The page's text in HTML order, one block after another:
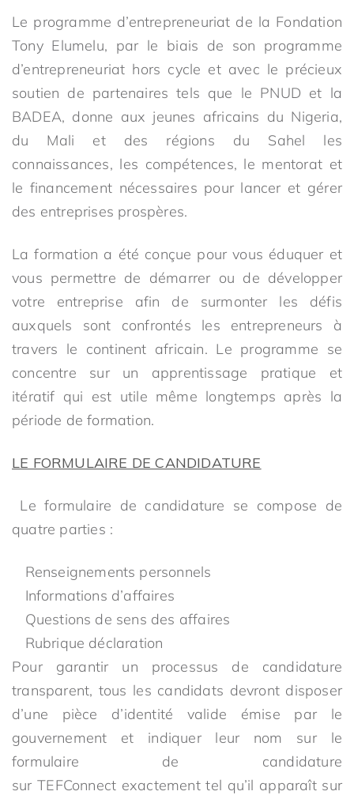
Le programme d’entrepreneuriat de la Fondation
Tony Elumelu, par le biais de son programme
d’entrepreneuriat hors cycle et avec le précieux
soutien de partenaires tels que le PNUD et la
BADEA, donne aux jeunes africains du Nigeria,
du Mali et des régions du Sahel les
connaissances, les compétences, le mentorat et
le financement nécessaires pour lancer et gérer
des entreprises prospères.
La formation a été conçue pour vous éduquer et
vous permettre de démarrer ou de développer
votre entreprise afin de surmonter les défis
auxquels sont confrontés les entrepreneurs à
travers le continent africain. Le programme se
concentre sur un apprentissage pratique et
itératif qui est utile même longtemps après la
période de formation.
LE FORMULAIRE DE CANDIDATURE
Le formulaire de candidature se compose de
quatre parties :
Renseignements personnels
Informations d’affaires
Questions de sens des affaires
Rubrique déclaration
Pour garantir un processus de candidature
transparent, tous les candidats devront disposer
d’une pièce d’identité valide émise par le
gouvernement et indiquer leur nom sur le
formulaire de candidature
sur TEFConnect exactement tel qu’il apparaît sur